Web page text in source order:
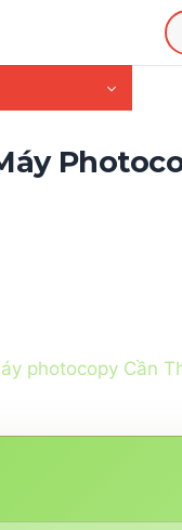
photocopy Cần